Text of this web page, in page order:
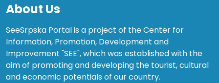
About Us
SeeSrpska Portal is a project of the Center for
Information, Promotion, Development and
Improvement "SEE", which was established with the
aim of promoting and developing the tourist, cultural
and economic potentials of our country.